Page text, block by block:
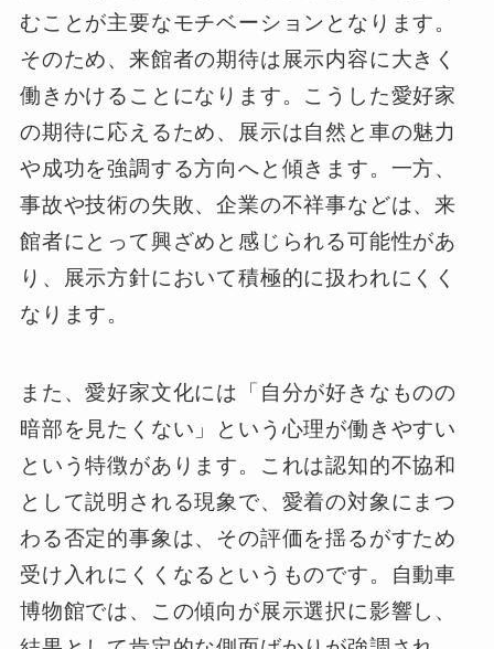
むことが主要なモチベーションとなります。
そのため、来館者の期待は展示内容に大きく
働きかけることになります。こうした愛好家
の期待に応えるため、展示は自然と車の魅力
や成功を強調する方向へと傾きます。一方、
事故や技術の失敗、企業の不祥事などは、来
館者にとって興ざめと感じられる可能性があ
り、展示方針において積極的に扱われにくく
なります。
また、愛好家文化には「自分が好きなものの
暗部を見たくない」という心理が働きやすい
という特徴があります。これは認知的不協和
として説明される現象で、愛着の対象にまつ
わる否定的事象は、その評価を揺るがすため
受け入れにくくなるというものです。自動車
博物館では、この傾向が展示選択に影響し、